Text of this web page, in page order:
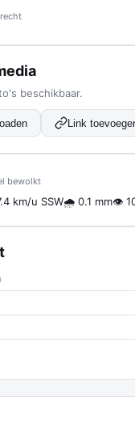
beschikbaar.
Link
bewolkt
km/u SSW🌧 0.1 mm👁